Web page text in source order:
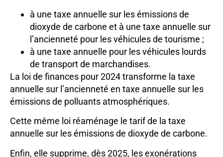
à une taxe annuelle sur les émissions de
dioxyde de carbone et à une taxe annuelle sur
l’ancienneté pour les véhicules de tourisme ;
à une taxe annuelle pour les véhicules lourds
de transport de marchandises.
La loi de finances pour 2024 transforme la taxe
annuelle sur l’ancienneté en taxe annuelle sur les
émissions de polluants atmosphériques.
Cette même loi réaménage le tarif de la taxe
annuelle sur les émissions de dioxyde de carbone.
Enfin, elle supprime, dès 2025, les exonérations